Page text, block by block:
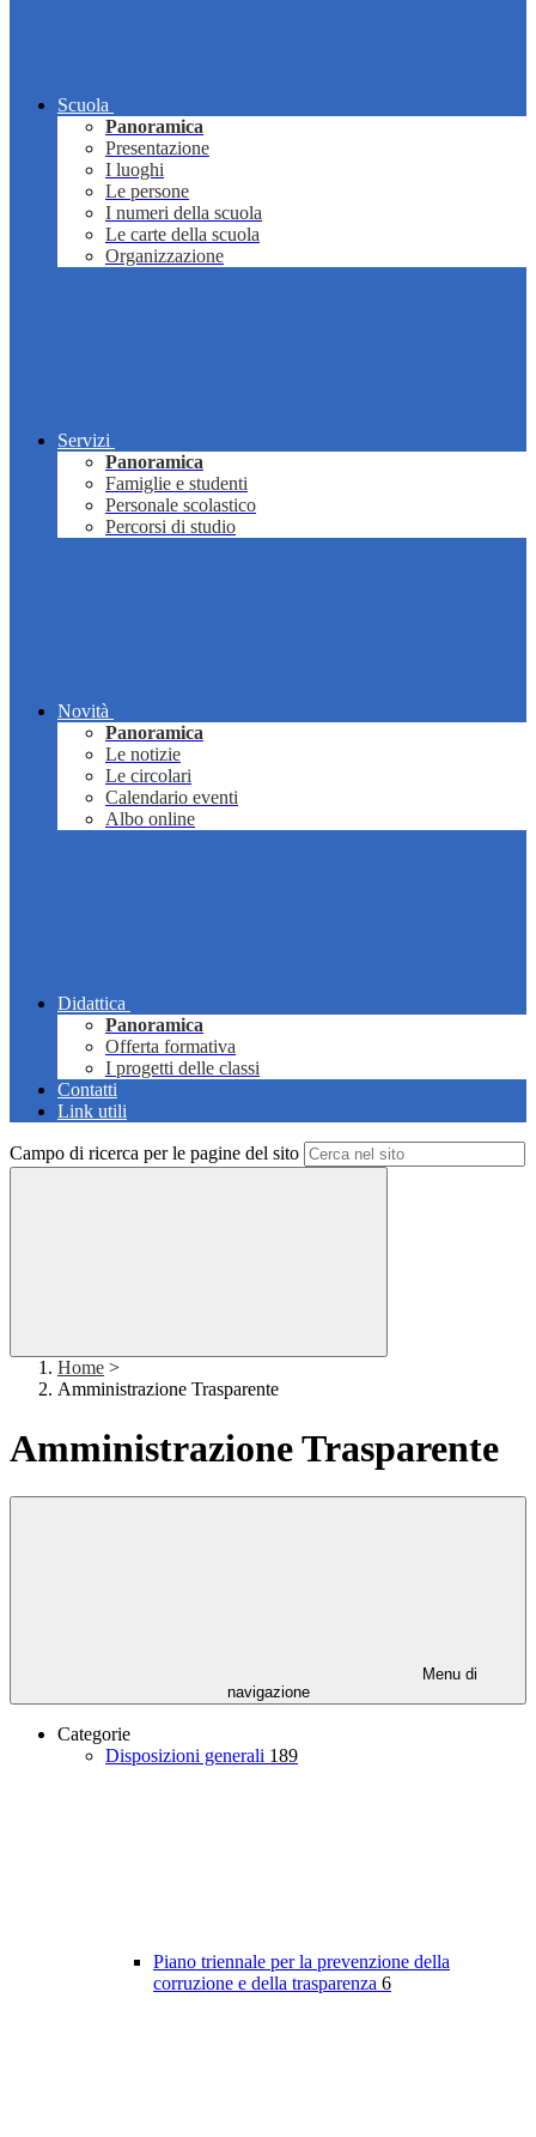
Scuola
Panoramica
Presentazione
I luoghi
Le persone
I numeri della scuola
Le carte della scuola
Organizzazione
Servizi
Panoramica
Famiglie e studenti
Personale scolastico
Percorsi di studio
Novità
Panoramica
Le notizie
Le circolari
Calendario eventi
Albo online
Didattica
Panoramica
Offerta formativa
I progetti delle classi
Contatti
Link utili
Campo di ricerca per le pagine del sito
Home >
Amministrazione Trasparente
Amministrazione Trasparente
Menu di
navigazione
Categorie
Disposizioni generali 189
Piano triennale per la prevenzione della
corruzione e della trasparenza 6